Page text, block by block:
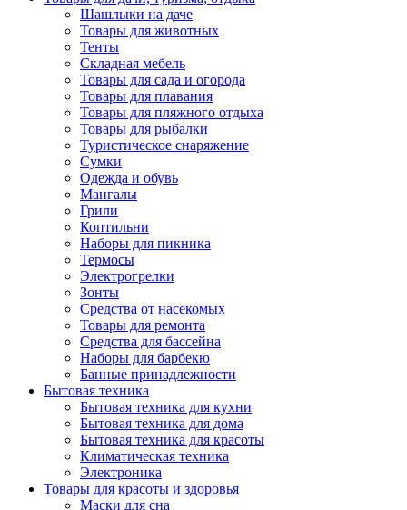
Шашлыки на даче
Товары для животных
Тенты
Складная мебель
Товары для сада и огорода
Товары для плавания
Товары для пляжного отдыха
Товары для рыбалки
Туристическое снаряжение
Сумки
Одежда и обувь
Мангалы
Грили
Коптильни
Наборы для пикника
Термосы
Электрогрелки
Зонты
Средства от насекомых
Товары для ремонта
Средства для бассейна
Наборы для барбекю
Банные принадлежности
Бытовая техника
Бытовая техника для кухни
Бытовая техника для дома
Бытовая техника для красоты
Климатическая техника
Электроника
Товары для красоты и здоровья
Маски для сна